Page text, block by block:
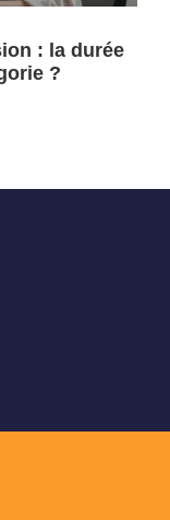
: la durée
?